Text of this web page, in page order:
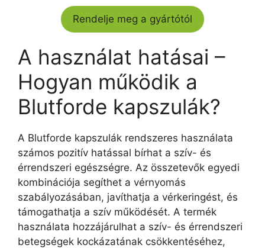
Rendelje meg a gyártótól
A használat hatásai –
Hogyan működik a
Blutforde kapszulák?
A Blutforde kapszulák rendszeres használata
számos pozitív hatással bírhat a szív- és
érrendszeri egészségre. Az összetevők egyedi
kombinációja segíthet a vérnyomás
szabályozásában, javíthatja a vérkeringést, és
támogathatja a szív működését. A termék
használata hozzájárulhat a szív- és érrendszeri
betegségek kockázatának csökkentéséhez,